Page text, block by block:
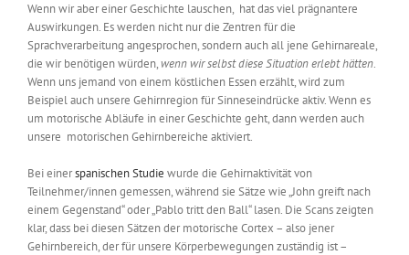
Wenn wir aber einer Geschichte lauschen, hat das viel prägnantere
Auswirkungen. Es werden nicht nur die Zentren für die
Sprachverarbeitung angesprochen, sondern auch all jene Gehirnareale,
die wir benötigen würden,wenn wir selbst diese Situation erlebt hätten.
Wenn uns jemand von einem köstlichen Essen erzählt, wird zum
Beispiel auch unsere Gehirnregion für Sinneseindrücke aktiv. Wenn es
um motorische Abläufe in einer Geschichte geht, dann werden auch
unsere motorischen Gehirnbereiche aktiviert.
Bei einerspanischen Studie wurde die Gehirnaktivität von
Teilnehmer/innen gemessen, während sie Sätze wie „John greift nach
einem Gegenstand“ oder „Pablo tritt den Ball“ lasen. Die Scans zeigten
klar, dass bei diesen Sätzen der motorische Cortex – also jener
Gehirnbereich, der für unsere Körperbewegungen zuständig ist –